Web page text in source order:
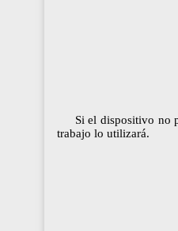
Si el dispositivo no
trabajo lo utilizará.